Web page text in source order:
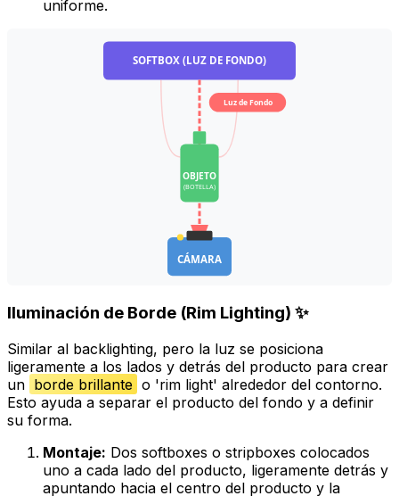
uniforme.
SOFTBOX (LUZ DE FONDO)
Luz de Fondo
OBJETO
(BOTELLA)
CÁMARA
Iluminación de Borde (Rim Lighting) ✨
Similar al backlighting, pero la luz se posiciona
ligeramente a los lados y detrás del producto para crear
un borde brillante o 'rim light' alrededor del contorno.
Esto ayuda a separar el producto del fondo y a definir
su forma.
Montaje: Dos softboxes o stripboxes colocados
uno a cada lado del producto, ligeramente detrás y
apuntando hacia el centro del producto y la